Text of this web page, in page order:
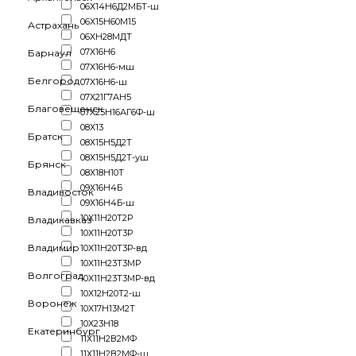
Астрахань
Барнаул
Белгород
Благовещенск
Братск
Брянск
Владивосток
Владикавказ
Владимир
Волгоград
Воронеж
Екатеринбург
06Х14Н6Д2МБТ-ш
06Х15Н60М15
06ХН28МДТ
07Х16Н6
07Х16Н6-мш
07Х16Н6-ш
07Х21Г7АН5
07Х25Н16АГ6Ф-ш
08Х13
08Х15Н5Д2Т
08Х15Н5Д2Т-уш
08Х18Н10Т
09Х16Н4Б
09Х16Н4Б-ш
10Х11Н20Т2Р
10Х11Н20Т3Р
10Х11Н20Т3Р-вд
10Х11Н23Т3МР
10Х11Н23Т3МР-вд
10Х12Н20Т2-ш
10Х17Н13М2Т
10Х23Н18
11Х11Н2В2МФ
11Х11Н2В2МФ-ш